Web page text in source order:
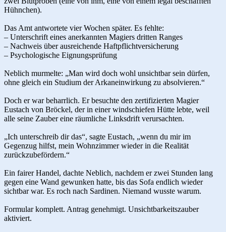
Hühnchen).
Das Amt antwortete vier Wochen später. Es fehlte:
– Unterschrift eines anerkannten Magiers dritten Ranges
– Nachweis über ausreichende Haftpflichtversicherung
– Psychologische Eignungsprüfung
Neblich murmelte: „Man wird doch wohl unsichtbar sein dürfen,
ohne gleich ein Studium der Arkaneinwirkung zu absolvieren.“
Doch er war beharrlich. Er besuchte den zertifizierten Magier
Eustach von Bröckel, der in einer windschiefen Hütte lebte, weil
alle seine Zauber eine räumliche Linksdrift verursachten.
„Ich unterschreib dir das“, sagte Eustach, „wenn du mir im
Gegenzug hilfst, mein Wohnzimmer wieder in die Realität
zurückzubefördern.“
Ein fairer Handel, dachte Neblich, nachdem er zwei Stunden lang
gegen eine Wand gewunken hatte, bis das Sofa endlich wieder
sichtbar war. Es roch nach Sardinen. Niemand wusste warum.
Formular komplett. Antrag genehmigt. Unsichtbarkeitszauber
aktiviert.